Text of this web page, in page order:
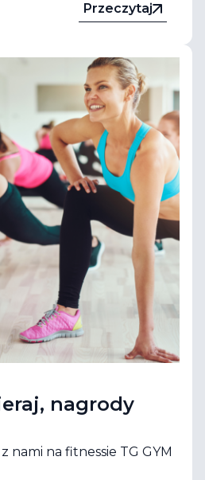
Przeczytaj
nagrody
nami na fitnessie TG GYM